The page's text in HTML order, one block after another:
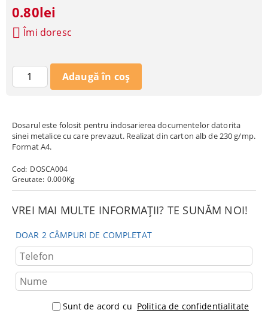
Dosarul este folosit pentru indosarierea documentelor datorita
sinei metalice cu care prevazut. Realizat din carton alb de 230 g/mp.
Format A4.
Cod: DOSCA004
Greutate: 0.000Kg
VREI MAI MULTE INFORMAȚII? TE SUNĂM NOI!
DOAR 2 CÂMPURI DE COMPLETAT
Sunt de acord cu Politica de confidentialitate
0.80lei
Îmi doresc